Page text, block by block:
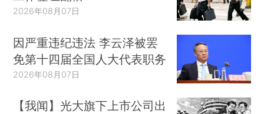
2026年08月07日
因严重违纪违法 李云泽被罢
免第十四届全国人大代表职务
2026年08月07日
【我闻】光大旗下上市公司出